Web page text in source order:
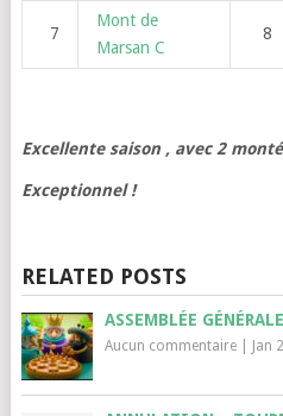
7
Mont de
Marsan C
8
Excellente saison , avec 2
Exceptionnel !
RELATED POSTS
ASSEMBLÉE
Aucun commentaire| Jan